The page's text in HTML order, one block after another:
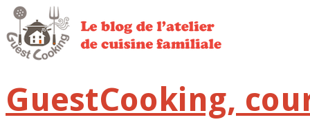
GuestCooking,